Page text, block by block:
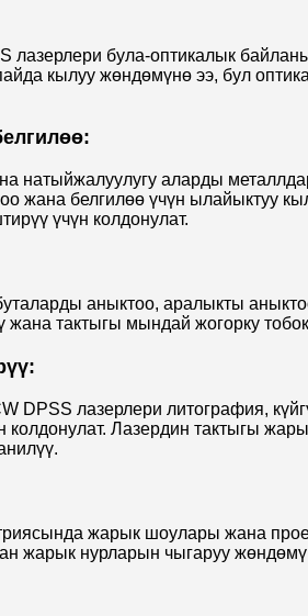
лазерлери була-оптикалык
кылуу жөндөмүнө ээ, бул
натыйжалуулугу аларды
жана белгилөө үчүн ылайыктуу
үчүн колдонулат.
аныктоо, аралыкты
тактыгы мындай жогорку
DPSS лазерлери литография,
Лазердин тактыгы
жарык шоулары жана
жарык нурларын чыгаруу